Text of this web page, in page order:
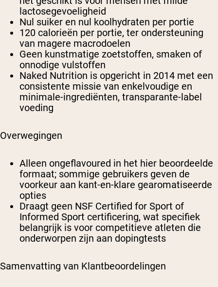
lactosegevoeligheid
Nul suiker en nul koolhydraten per portie
120 calorieën per portie, ter ondersteuning
van magere macrodoelen
Geen kunstmatige zoetstoffen, smaken of
onnodige vulstoffen
Naked Nutrition is opgericht in 2014 met een
consistente missie van enkelvoudige en
minimale-ingrediënten, transparante-label
voeding
Overwegingen
Alleen ongeflavoured in het hier beoordeelde
formaat; sommige gebruikers geven de
voorkeur aan kant-en-klare gearomatiseerde
opties
Draagt geen NSF Certified for Sport of
Informed Sport certificering, wat specifiek
belangrijk is voor competitieve atleten die
onderworpen zijn aan dopingtests
Samenvatting van Klantbeoordelingen